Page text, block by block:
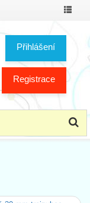
Přihlášení
Registrace